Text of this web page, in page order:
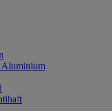
Aluminium